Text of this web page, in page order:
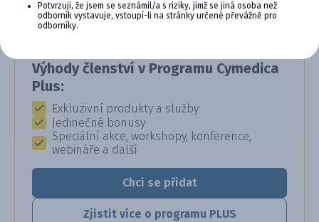
Staňte se členem věrnostního programu
Cymedica Plus a získejte exkluzivní výhody pro
Výhody členství v Programu Cymedica
Plus:
Exkluzivní produkty a služby
Jedinečné bonusy
Speciální akce, workshopy, konference,
webináře a další
Chci se přidat
Zjistit více o programu PLUS
Potvrzuji, že jsem se seznámil/a s riziky, jimž se jiná osoba než
odborník vystavuje, vstoupí-li na stránky určené převážně pro
odborníky.